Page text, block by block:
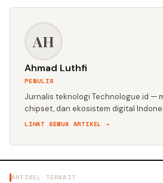
AH
Ahmad Luthfi
PENULIS
Jurnalis teknologi Technologue.id —
chipset, dan ekosistem digital
LIHAT SEMUA ARTIKEL →
ARTIKEL TERKAIT